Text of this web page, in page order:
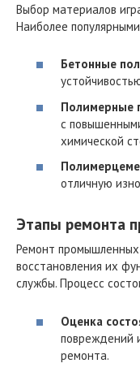
Выбор материалов
Наиболее
Бетонные
Полимерные
с
химической
отличную
Этапы ремонта
Ремонт
восстановления их
службы. Процесс
Оценка
повреждений
ремонта.